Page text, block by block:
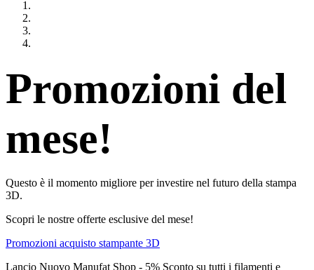
Promozioni del
mese!
Questo è il momento migliore per investire nel futuro della stampa
3D.
Scopri le nostre offerte esclusive del mese!
Promozioni acquisto stampante 3D
Lancio Nuovo Manufat Shop - 5% Sconto su tutti i filamenti e